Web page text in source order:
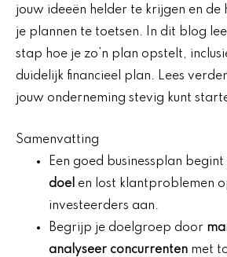
jouw ideeën helder te krijgen en
je plannen te toetsen. In dit blog
stap hoe je zo’n plan opstelt,
duidelijk financieel plan. Lees
jouw onderneming stevig kunt
Samenvatting
Een goed businessplan begint
doel en lost klantproblemen
investeerders aan.
Begrijp je doelgroep door
analyseer concurrenten met